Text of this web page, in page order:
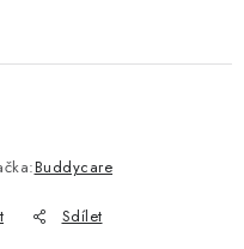
Buddycare
Sdílet